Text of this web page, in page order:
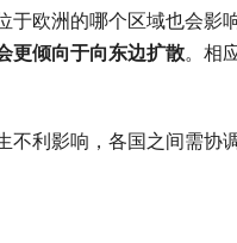
欧洲的哪个区域也会影
更倾向于向东边扩散。相
不利影响，各国之间需协